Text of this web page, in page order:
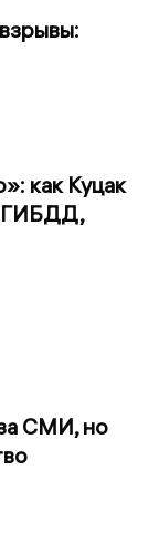
как Куцак
ГИБДД,
СМИ, но